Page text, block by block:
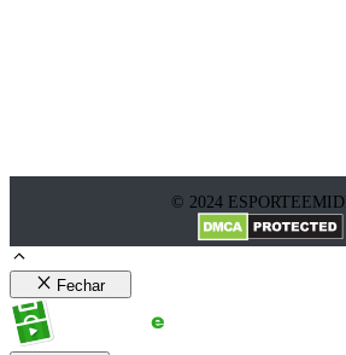
© 2024
Fechar